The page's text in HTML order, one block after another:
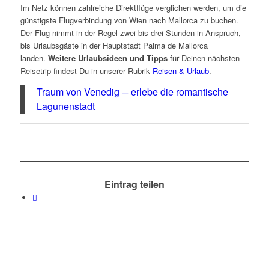
Im Netz können zahlreiche Direktflüge verglichen werden, um die
günstigste Flugverbindung von Wien nach Mallorca zu buchen.
Der Flug nimmt in der Regel zwei bis drei Stunden in Anspruch,
bis Urlaubsgäste in der Hauptstadt Palma de Mallorca
landen. Weitere Urlaubsideen und Tippsfür Deinen nächsten
Reisetrip findest Du in unserer Rubrik Reisen & Urlaub.
Traum von Venedig ─ erlebe die romantische
Lagunenstadt
Eintrag teilen